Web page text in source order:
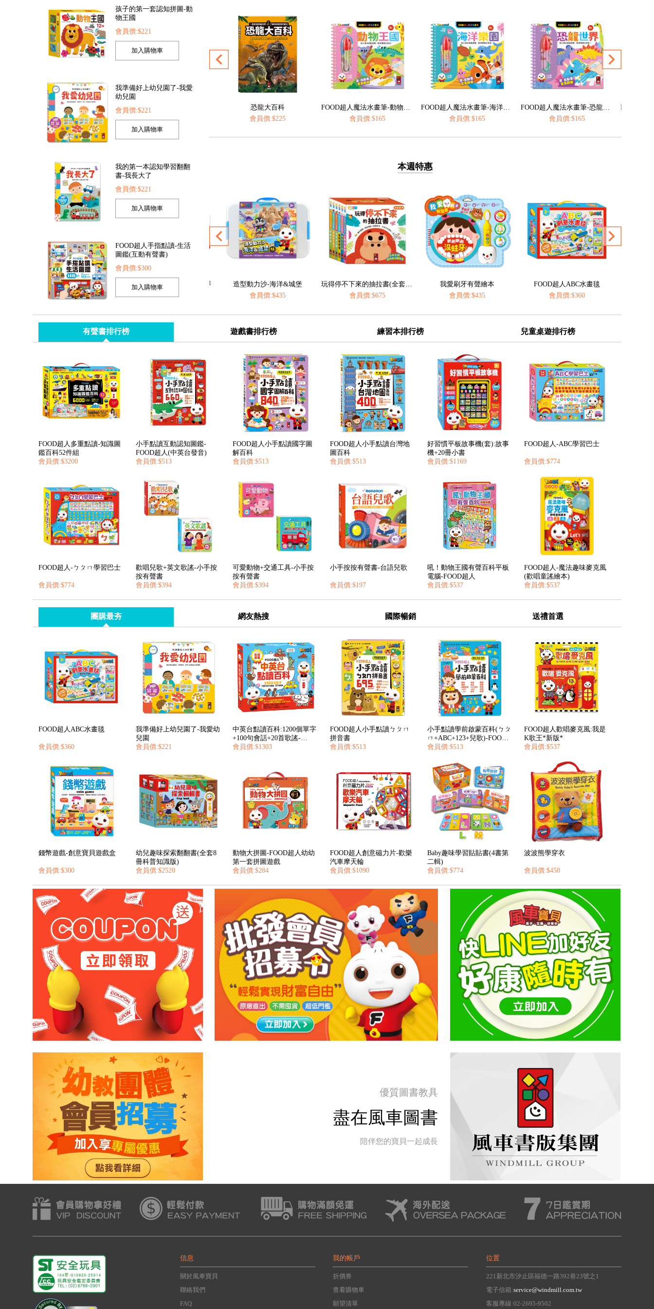
我準備好上幼兒園了-我愛
我的第一本認知學習翻翻
FOOD超人手指點讀-生活
動物大百科
會員價:$225
會員價:$225
會員價:$165
會員價:$165
會員價:$165
會員價:$165
本週特惠
FOOD超人兒童閃亮音樂鋼琴
會員價:$435
造型動力沙-海洋&城堡
會員價:$435
會員價:$675
我愛刷牙有聲繪本
會員價:$435
FOOD超人ABC水畫毯
會員價:$360
神奇的動物百科立體翻翻書
會員價:$435
有聲書排行榜 遊戲書排行榜 練習本排行榜 兒童桌遊排行榜
FOOD超人多重點讀-知識圖
鑑百科52件組
會員價:$3200
小手點讀互動認知圖鑑-
FOOD超人(中英台發音)
會員價:$513
FOOD超人小手點讀國字圖
解百科
會員價:$513
FOOD超人小手點讀台灣地
圖百科
會員價:$513
好習慣平板故事機(套):故事
機+20冊小書
會員價:$1169
FOOD超人-ABC學習巴士
會員價:$774
FOOD超人-ㄅㄆㄇ學習巴士
會員價:$774
歡唱兒歌+英文歌謠-小手按
按有聲書
會員價:$394
可愛動物+交通工具-小手按
按有聲書
會員價:$394
小手按按有聲書-台語兒歌
會員價:$197
吼！動物王國有聲百科平板
電腦-FOOD超人
會員價:$537
FOOD超人-魔法趣味麥克風
(歡唱童謠繪本)
會員價:$537
團購最夯 網友熱搜 國際暢銷 送禮首選
FOOD超人ABC水畫毯
會員價:$360
我準備好上幼兒園了-我愛幼
兒園
會員價:$221
中英台點讀百科:1200個單字
+100句會話+20首歌謠-
FOOD超人
會員價:$1303
FOOD超人小手點讀ㄅㄆㄇ
拼音書
會員價:$513
小手點讀學前啟蒙百科(ㄅㄆ
ㄇ+ABC+123+兒歌)-FOOD
超人
會員價:$513
FOOD超人歡唱麥克風:我是
K歌王*新版*
會員價:$537
錢幣遊戲-創意寶貝遊戲盒
會員價:$300
幼兒趣味探索翻翻書(全套8
冊科普知識版)
會員價:$2520
動物大拼圖-FOOD超人幼幼
第一套拼圖遊戲
會員價:$284
FOOD超人創意磁力片-歡樂
汽車摩天輪
會員價:$1090
Baby趣味學習貼貼書(4書第
二輯)
會員價:$774
波波熊學穿衣
會員價:$458
優質圖書教具
盡在風車圖書
陪伴您的寶貝一起成長
信息
關於風車寶貝
聯絡我們
FAQ
我的帳戶
折價券
查看購物車
願望清單
位置
221新北市汐止區福德一路392巷23號之1
電子信箱:service@windmill.com.tw
客服專線:02-2695-9502